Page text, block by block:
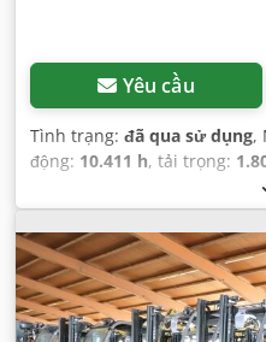
Yêu cầu
Tình trạng: đã qua sử dụng,
động: 10.411 h, tải trọng:
11 kW (14,96 mã
răng:tự động, trọng lượng
xám, số km đã đi:10.411 km
trọng lượng tải tối đa:1.800
ngồi:1, cabin lái:khác,
mục khí thải:không có,